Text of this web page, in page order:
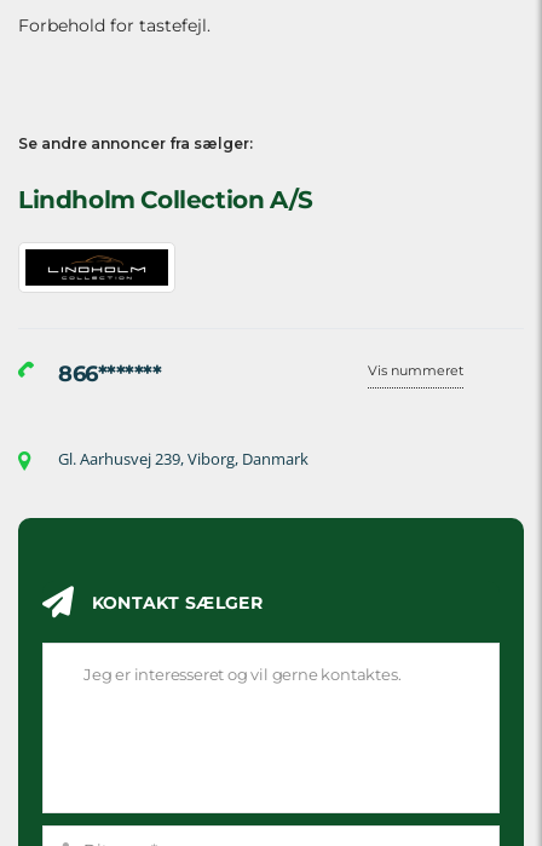
Forbehold for tastefejl.
Se andre annoncer fra sælger:
Lindholm Collection A/S
866******* Vis nummeret
Gl. Aarhusvej 239, Viborg, Danmark
KONTAKT SÆLGER